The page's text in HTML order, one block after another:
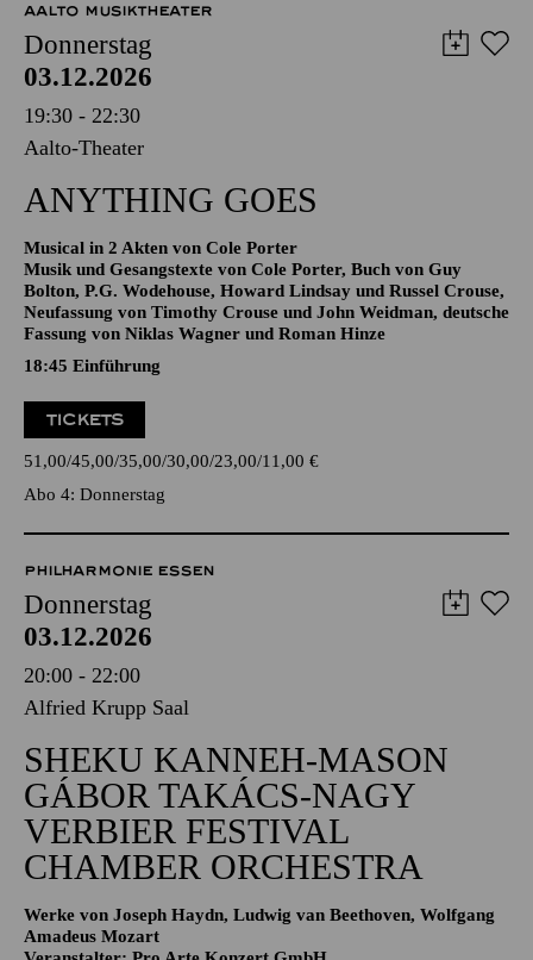
12,00€
AALTO MUSIKTHEATER
Donnerstag
03.12.2026
19:30 - 22:30
ANYTHING GOES
Musical in 2 Akten von Cole Porter
Musik und Gesangstexte von Cole Porter, Buch von Guy
Bolton, P.G. Wodehouse, Howard Lindsay und Russel Crouse,
Fassung von Niklas Wagner und Roman Hinze
18:45 Einführung
TICKETS
51,00 45,00 35,00 30,00 23,00 11,00€
Abo 4: Donnerstag
PHILHARMONIE ESSEN
Donnerstag
03.12.2026
20:00 - 22:00
Alfried Krupp Saal
SHEKU KANNEH-MASON
GÁBOR TAKÁCS-NAGY
VERBIER FESTIVAL
CHAMBER ORCHESTRA